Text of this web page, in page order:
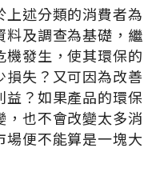
述分類的消費者為
及調查為基礎，繼
發生，使其環保的
失？又可因為改善
益？如果產品的環保
也不會改變太多消
便不能算是一塊大